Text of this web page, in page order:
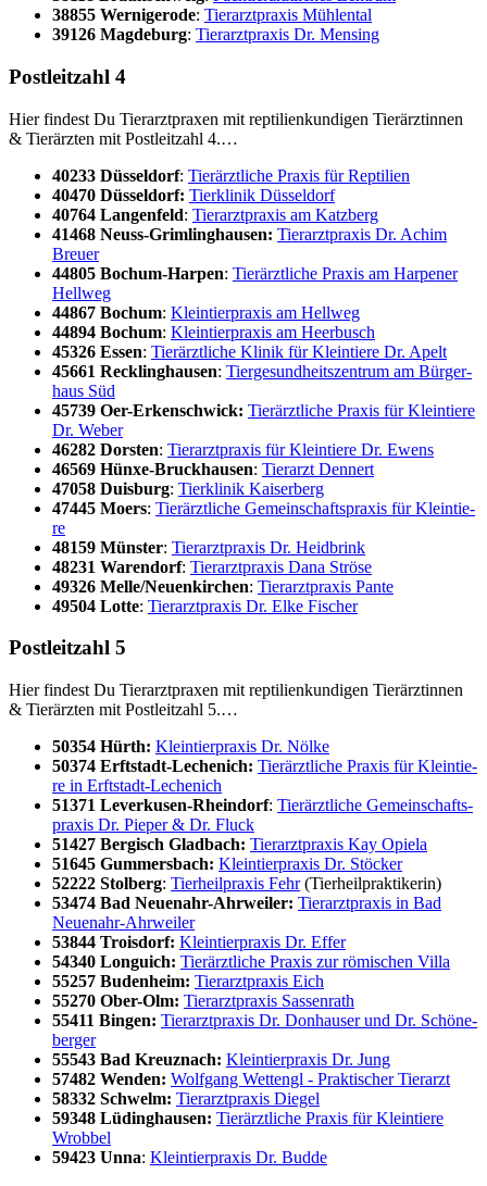
38855 Wer­ni­ge­ro­de: Tier­arzt­pra­xis Müh­len­tal
39126 Mag­de­burg: Tier­arzt­pra­xis Dr. Men­sing
Post­leit­zahl 4
Hier fin­dest Du Tier­arzt­pra­xen mit rep­ti­li­en­kun­di­gen Tier­ärz­tin­nen
& Tier­ärz­ten mit Post­leit­zahl 4.…
40233 Düs­sel­dorf: Tier­ärzt­li­che Pra­xis für Rep­ti­li­en
40470 Düs­sel­dorf: Tier­kli­nik Düs­sel­dorf
40764 Lan­gen­feld: Tier­arzt­pra­xis am Katz­berg
41468 Neuss-Grim­ling­hau­sen: Tier­arzt­pra­xis Dr. Achim
Breu­er
44805 Bochum-Har­pen: Tier­ärzt­li­che Pra­xis am Har­pe­ner
Hell­weg
44867 Bochum: Klein­tier­pra­xis am Hell­weg
44894 Bochum: Klein­tier­pra­xis am Heer­busch
45326 Essen: Tier­ärzt­li­che Kli­nik für Klein­tie­re Dr. Apelt
45661 Reck­ling­hau­sen: Tier­ge­sund­heits­zen­trum am Bür­ger­
haus Süd
45739 Oer-Erken­sch­wick: Tier­ärzt­li­che Pra­xis für Klein­tie­re
Dr. Weber
46282 Dors­ten: Tier­arzt­pra­xis für Klein­tie­re Dr. Ewens
46569 Hün­xe-Bruck­hausen: Tier­arzt Den­nert
47058 Duis­burg: Tier­kli­nik Kai­ser­berg
47445 Moers: Tier­ärzt­li­che Gemein­schafts­pra­xis für Klein­tie­
re
48159 Müns­ter: Tier­arzt­pra­xis Dr. Heid­brink
48231 Waren­dorf: Tier­arzt­pra­xis Dana Strö­se
49326 Melle/​Neuenkirchen: Tier­arzt­pra­xis Pan­te
49504 Lot­te: Tier­arzt­pra­xis Dr. Elke Fischer
Post­leit­zahl 5
Hier fin­dest Du Tier­arzt­pra­xen mit rep­ti­li­en­kun­di­gen Tier­ärz­tin­nen
& Tier­ärz­ten mit Post­leit­zahl 5.…
50354 Hürth: Klein­tier­pra­xis Dr. Nöl­ke
50374 Erft­stadt-Leche­nich: Tier­ärzt­li­che Pra­xis für Klein­tie­
re in Erft­stadt-Leche­nich
51371 Lever­ku­sen-Rhein­dorf: Tier­ärzt­li­che Gemein­schafts­
pra­xis Dr. Pie­per & Dr. Fluck
51427 Ber­gisch Glad­bach: Tier­arzt­pra­xis Kay Opiela
51645 Gum­mers­bach: Klein­tier­pra­xis Dr. Stö­cker
52222 Stol­berg: Tier­heil­pra­xis Fehr(Tier­heil­prak­ti­ke­rin)
53474 Bad Neu­en­ahr-Ahr­wei­ler: Tier­arzt­pra­xis in Bad
Neu­en­ahr-Ahr­wei­ler
53844 Trois­dorf: Klein­tier­pra­xis Dr. Effer
54340 Longuich: Tier­ärzt­li­che Pra­xis zur römi­schen Vil­la
55257 Buden­heim: Tier­arzt­pra­xis Eich
55270 Ober-Olm: Tier­arzt­pra­xis Sas­sen­rath
55411 Bin­gen: Tier­arzt­pra­xis Dr. Don­hau­ser und Dr. Schö­ne­
ber­ger
55543 Bad Kreuz­nach: Klein­tier­pra­xis Dr. Jung
57482 Wen­den: Wolf­gang Wet­tengl - Prak­ti­scher Tier­arzt
58332 Schwelm: Tier­arzt­pra­xis Die­gel
59348 Lüding­hau­sen: Tier­ärzt­li­che Pra­xis für Klein­tie­re
Wrob­bel
59423 Unna: Klein­tier­pra­xis Dr. Bud­de